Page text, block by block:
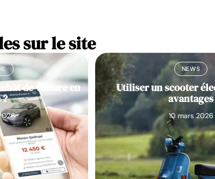
sur le site
de voiture en
?
NEWS
Utiliser un scooter
avantages
10 mars 2026